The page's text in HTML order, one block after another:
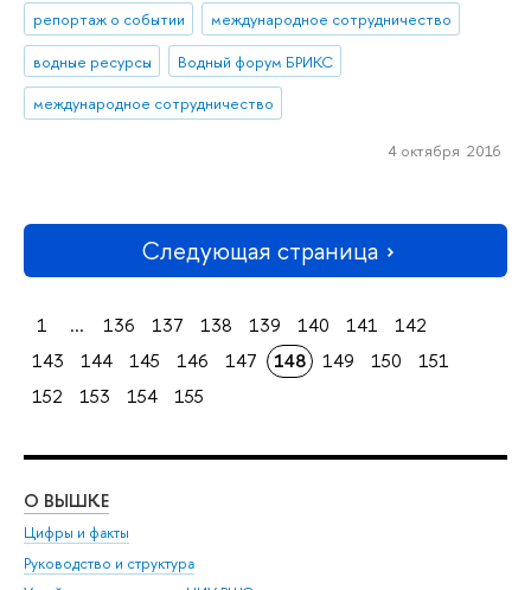
репортаж о событии
международное сотрудничество
водные ресурсы
Водный форум БРИКС
международное сотрудничество
4 октября 2016
Следующая страница
1 ... 136 137 138 139 140 141
142
143
144 145 146 147 148 149 150
151
152
153 154 155
О ВЫШКЕ
Цифры и факты
Руководство и структура